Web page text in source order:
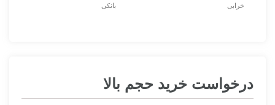
خرابی
بانکی
درخواست خرید حجم بالا